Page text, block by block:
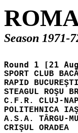
SPORT
RAPID
STEAGUL
C.F.R. CLUJ-
A.S.A.
CRIŞUL